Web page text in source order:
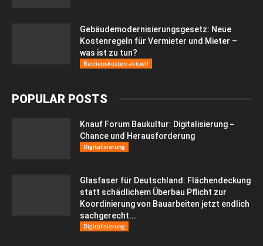
Gebäudemodernisierungsgesetz: Neue
Kostenregeln für Vermieter und Mieter –
was ist zu tun?
Betriebskosten aktuell
POPULAR POSTS
Knauf Forum Baukultur: Digitalisierung −
Chance und Herausforderung
Digitalisierung
Glasfaser für Deutschland: Flächendeckung
statt schädlichem Überbau Pflicht zur
Koordinierung von Bauarbeiten jetzt endlich
sachgerecht...
Digitalisierung